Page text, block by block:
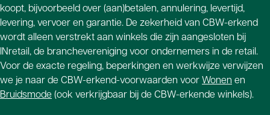
koopt, bijvoorbeeld over (aan)betalen, annulering, levertijd,
levering, vervoer en garantie. De zekerheid van CBW-erkend
wordt alleen verstrekt aan winkels die zijn aangesloten bij
INretail, de branchevereniging voor ondernemers in de retail.
Voor de exacte regeling, beperkingen en werkwijze verwijzen
we je naar de CBW-erkend-voorwaarden voorWonen en
Bruidsmode (ook verkrijgbaar bij de CBW-erkende winkels).